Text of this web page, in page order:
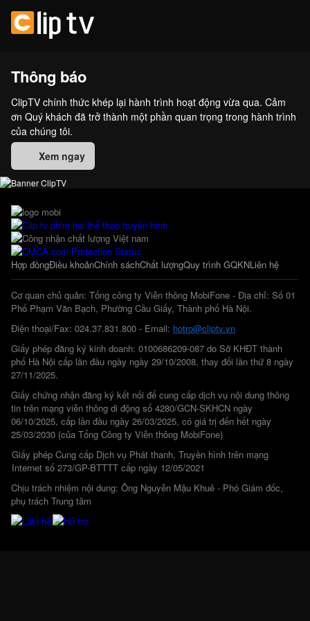
Thông báo
ClipTV chính thức khép lại hành trình hoạt động vừa qua. Cảm
ơn Quý khách đã trở thành một phần quan trọng trong hành trình
của chúng tôi.
Xem ngay
Hợp đồngĐiều khoảnChính sáchChất lượngQuy trình GQKNLiên hệ
Cơ quan chủ quản: Tổng công ty Viễn thông MobiFone - Địa chỉ: Số 01
Phố Phạm Văn Bạch, Phường Cầu Giấy, Thành phố Hà Nội.
Điện thoại/Fax: 024.37.831.800 - Email: hotro@cliptv.vn
Giấy phép đăng ký kinh doanh: 0100686209-087 do Sở KHĐT thành
phố Hà Nội cấp lần đầu ngày ngày 29/10/2008, thay đổi lần thứ 8 ngày
27/11/2025.
Giấy chứng nhận đăng ký kết nối để cung cấp dịch vụ nội dung thông
tin trên mạng viễn thông di động số 4280/GCN-SKHCN ngày
06/10/2025, cấp lần đầu ngày 26/03/2025, có giá trị đến hết ngày
25/03/2030 (của Tổng Công ty Viễn thông MobiFone)
Giấy phép Cung cấp Dịch vụ Phát thanh, Truyền hình trên mạng
Internet số 273/GP-BTTTT cấp ngày 12/05/2021
Chịu trách nhiệm nội dung: Ông Nguyễn Mậu Khuê - Phó Giám đốc,
phụ trách Trung tâm